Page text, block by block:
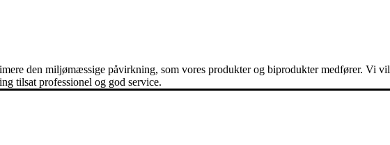
den miljømæssige påvirkning, som vores produkter og biprodukter medfører. Vi vil
tilsat professionel og god service.